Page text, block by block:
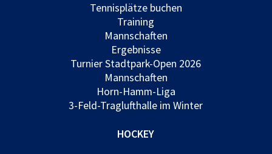
Tennisplätze buchen
Training
Mannschaften
Ergebnisse
Turnier Stadtpark-Open 2026
Mannschaften
Horn-Hamm-Liga
3-Feld-Traglufthalle im Winter
HOCKEY